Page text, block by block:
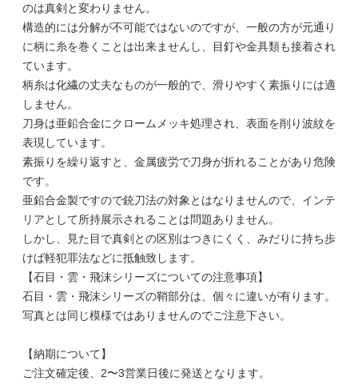
のは真剣と変わりません。
構造的には分解が不可能ではないのですが、一般の方が元通り
に柄に糸を巻くことは出来ませんし、目釘や金具類も接着され
ています。
柄糸は化繊の丈夫なものが一般的で、滑りやすく素振りには適
しません。
刀身は亜鉛合金にクロームメッキ処理され、表面を削り波紋を
表現しています。
素振りを繰り返すと、金属疲労で刀身が折れることがあり危険
です。
亜鉛合金製ですので銃刀法の対象とはなりませんので、インテ
リアとして所持展示されることは問題ありません。
しかし、見た目で真剣との区別はつきにくく、みだりに持ち歩
けば軽犯罪法などに抵触致します。
【石目・雲・飛沫シリーズについての注意事項】
石目・雲・飛沫シリーズの鞘部分は、個々に違いが有ります。
写真とは同じ模様ではありませんのでご注意下さい。
【納期について】
ご注文確定後、2〜3営業日後に発送となります。